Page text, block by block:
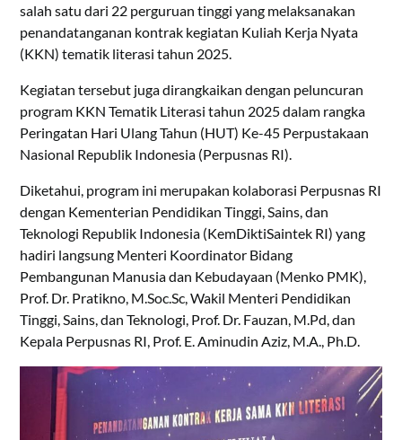
salah satu dari 22 perguruan tinggi yang melaksanakan
penandatanganan kontrak kegiatan Kuliah Kerja Nyata
(KKN) tematik literasi tahun 2025.
Kegiatan tersebut juga dirangkaikan dengan peluncuran
program KKN Tematik Literasi tahun 2025 dalam rangka
Peringatan Hari Ulang Tahun (HUT) Ke-45 Perpustakaan
Nasional Republik Indonesia (Perpusnas RI).
Diketahui, program ini merupakan kolaborasi Perpusnas RI
dengan Kementerian Pendidikan Tinggi, Sains, dan
Teknologi Republik Indonesia (KemDiktiSaintek RI) yang
hadiri langsung Menteri Koordinator Bidang
Pembangunan Manusia dan Kebudayaan (Menko PMK),
Prof. Dr. Pratikno, M.Soc.Sc, Wakil Menteri Pendidikan
Tinggi, Sains, dan Teknologi, Prof. Dr. Fauzan, M.Pd, dan
Kepala Perpusnas RI, Prof. E. Aminudin Aziz, M.A., Ph.D.